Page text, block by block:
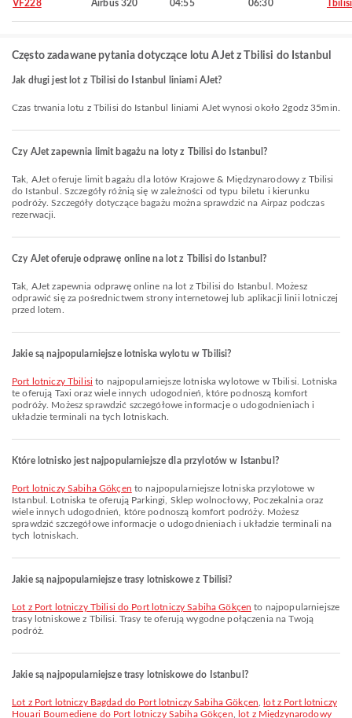
VF228 Airbus 320 04:55 06:30 Tbilisi
Często zadawane pytania dotyczące lotu AJet z Tbilisi do Istanbul
Jak długi jest lot z Tbilisi do Istanbul liniami AJet?
Czas trwania lotu z Tbilisi do Istanbul liniami AJet wynosi około 2godz 35min.
Czy AJet zapewnia limit bagażu na loty z Tbilisi do Istanbul?
Tak, AJet oferuje limit bagażu dla lotów Krajowe & Międzynarodowy z Tbilisi
do Istanbul. Szczegóły różnią się w zależności od typu biletu i kierunku
podróży. Szczegóły dotyczące bagażu można sprawdzić na Airpaz podczas
rezerwacji.
Czy AJet oferuje odprawę online na lot z Tbilisi do Istanbul?
Tak, AJet zapewnia odprawę online na lot z Tbilisi do Istanbul. Możesz
odprawić się za pośrednictwem strony internetowej lub aplikacji linii lotniczej
przed lotem.
Jakie są najpopularniejsze lotniska wylotu w Tbilisi?
Port lotniczy Tbilisi to najpopularniejsze lotniska wylotowe w Tbilisi. Lotniska
te oferują Taxi oraz wiele innych udogodnień, które podnoszą komfort
podróży. Możesz sprawdzić szczegółowe informacje o udogodnieniach i
układzie terminali na tych lotniskach.
Które lotnisko jest najpopularniejsze dla przylotów w Istanbul?
Port lotniczy Sabiha Gökçen to najpopularniejsze lotniska przylotowe w
Istanbul. Lotniska te oferują Parkingi, Sklep wolnocłowy, Poczekalnia oraz
wiele innych udogodnień, które podnoszą komfort podróży. Możesz
sprawdzić szczegółowe informacje o udogodnieniach i układzie terminali na
tych lotniskach.
Jakie są najpopularniejsze trasy lotniskowe z Tbilisi?
lot z Port lotniczy Tbilisi do Port lotniczy Sabiha Gökçen to najpopularniejsze
trasy lotniskowe z Tbilisi. Trasy te oferują wygodne połączenia na Twoją
podróż.
Jakie są najpopularniejsze trasy lotniskowe do Istanbul?
lot z Port lotniczy Bagdad do Port lotniczy Sabiha Gökçen
lot z Port lotniczy
Houari Boumediene do Port lotniczy Sabiha Gökçen
lot z Międzynarodowy